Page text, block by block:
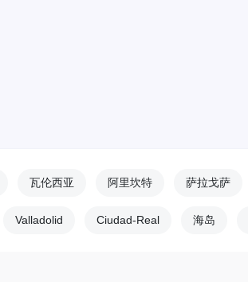
瓦伦西亚 阿里坎特 萨拉戈萨
Valladolid Ciudad-Real 海岛